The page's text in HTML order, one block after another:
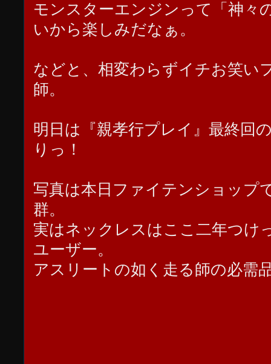
モンスターエンジンって「神々
いから楽しみだなぁ。
などと、相変わらずイチお笑い
師。
明日は『親孝行プレイ』最終回
りっ！
写真は本日ファイテンショップ
群。
実はネックレスはここ二年つけ
ユーザー。
アスリートの如く走る師の必需